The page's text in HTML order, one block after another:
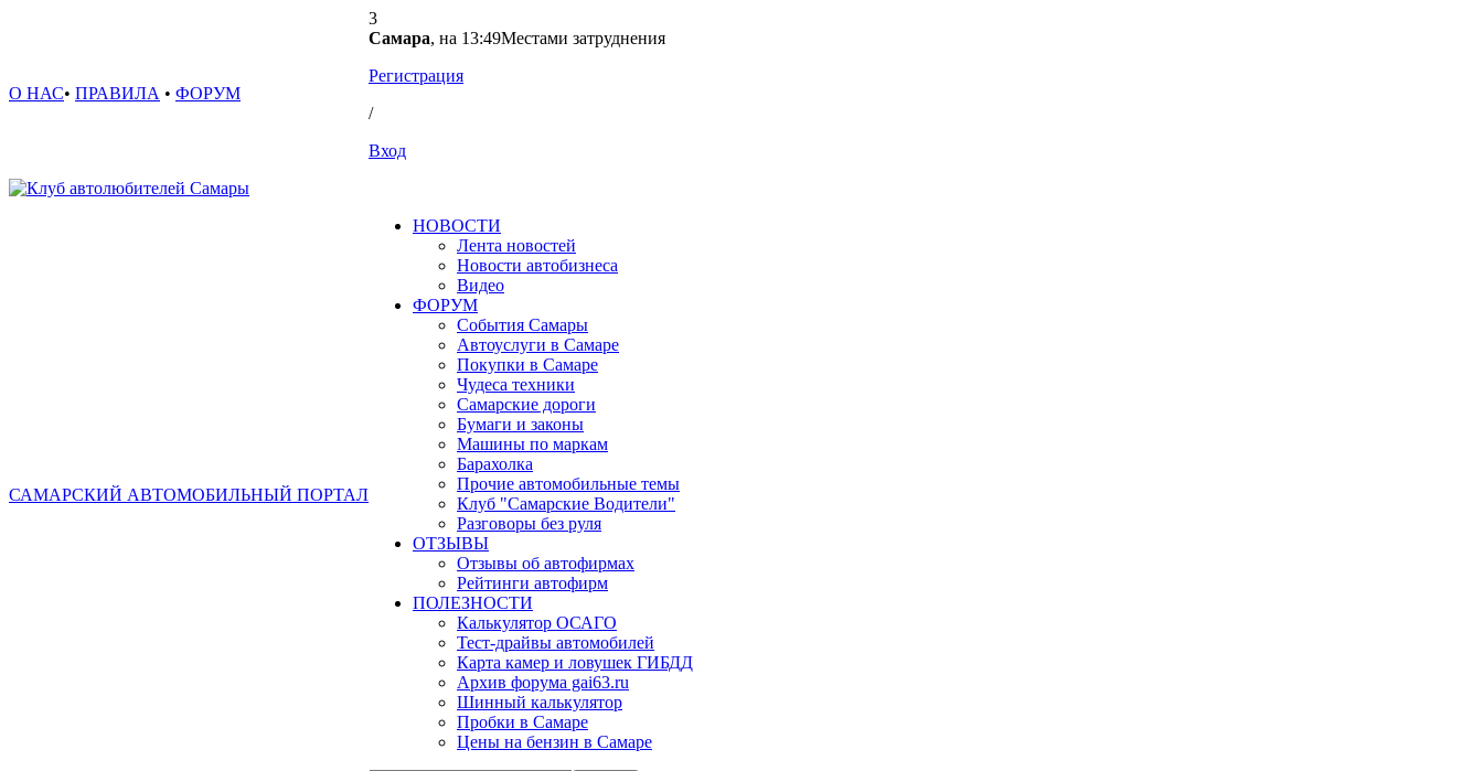
О НАС• ПРАВИЛА • ФОРУМ
3
Самара, на 13:49Местами затруднения
Регистрация
/
Вход
САМАРСКИЙ АВТОМОБИЛЬНЫЙ ПОРТАЛ
НОВОСТИ
Лента новостей
Новости автобизнеса
Видео
ФОРУМ
События Самары
Автоуслуги в Самаре
Покупки в Самаре
Чудеса техники
Самарские дороги
Бумаги и законы
Машины по маркам
Барахолка
Прочие автомобильные темы
Клуб "Самарские Водители"
Разговоры без руля
ОТЗЫВЫ
Отзывы об автофирмах
Рейтинги автофирм
ПОЛЕЗНОСТИ
Калькулятор ОСАГО
Тест-драйвы автомобилей
Карта камер и ловушек ГИБДД
Архив форума gai63.ru
Шинный калькулятор
Пробки в Самаре
Цены на бензин в Самаре